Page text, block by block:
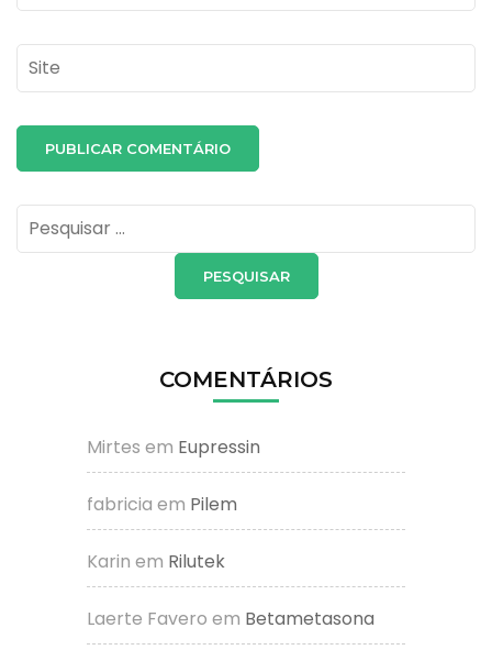
Site
Pesquisar
por:
COMENTÁRIOS
Mirtes em Eupressin
fabricia em Pilem
Karin em Rilutek
Laerte Favero em Betametasona